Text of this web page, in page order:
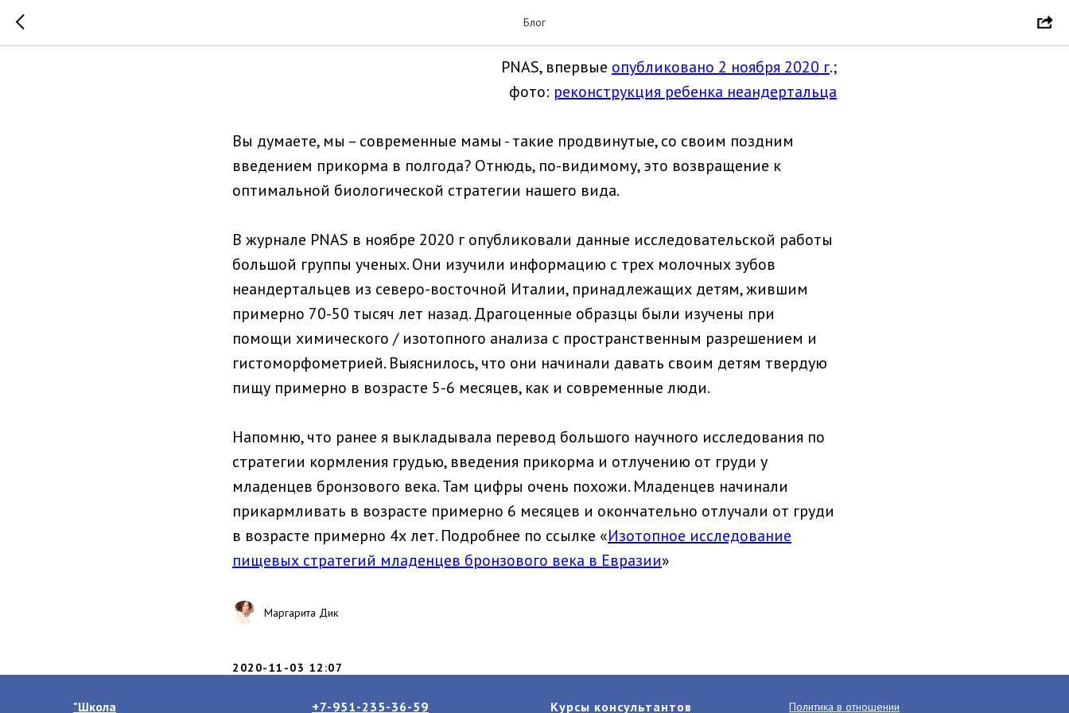
Блог
Когда вводили прикорм неандертальцы?
PNAS, впервые опубликовано 2 ноября 2020 г.;
фото: реконструкция ребенка неандертальца
Вы думаете, мы – современные мамы - такие продвинутые, со своим поздним
введением прикорма в полгода? Отнюдь, по-видимому, это возвращение к
оптимальной биологической стратегии нашего вида.
В журнале PNAS в ноябре 2020 г опубликовали данные исследовательской работы
большой группы ученых. Они изучили информацию с трех молочных зубов
неандертальцев из северо-восточной Италии, принадлежащих детям, жившим
примерно 70-50 тысяч лет назад. Драгоценные образцы были изучены при
помощи химического / изотопного анализа с пространственным разрешением и
гистоморфометрией. Выяснилось, что они начинали давать своим детям твердую
пищу примерно в возрасте 5-6 месяцев, как и современные люди.
Напомню, что ранее я выкладывала перевод большого научного исследования по
стратегии кормления грудью, введения прикорма и отлучению от груди у
младенцев бронзового века. Там цифры очень похожи. Младенцев начинали
прикармливать в возрасте примерно 6 месяцев и окончательно отлучали от груди
в возрасте примерно 4х лет. Подробнее по ссылке «Изотопное исследование
пищевых стратегий младенцев бронзового века в Евразии»
Маргарита Дик
2020-11-03 12:07
"Школа +7-951-235-36-59 Курсы консультантов Политика в отношении